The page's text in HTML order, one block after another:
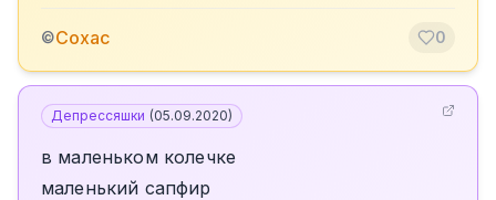
©Сохас 0
Депрессяшки (05.09.2020)
в маленьком колечке
маленький сапфир